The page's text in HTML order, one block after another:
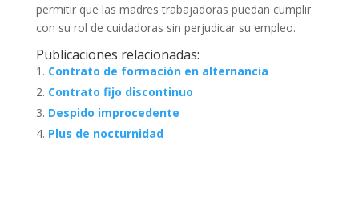
permitir que las madres trabajadoras puedan cumplir
con su rol de cuidadoras sin perjudicar su empleo.
Publicaciones relacionadas:
Contrato de formación en alternancia
Contrato fijo discontinuo
Despido improcedente
Plus de nocturnidad